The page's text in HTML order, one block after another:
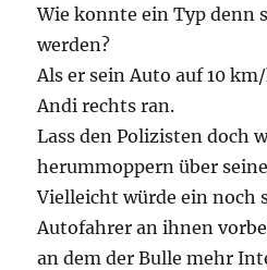
Wie konnte ein Typ denn
werden?
Als er sein Auto auf 10
Andi rechts ran.
Lass den Polizisten doch
herummoppern über
Vielleicht würde ein noch
Autofahrer an ihnen
an dem der Bulle mehr